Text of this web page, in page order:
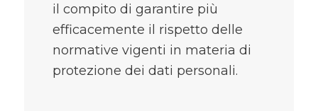
il compito di garantire più
efficacemente il rispetto delle
normative vigenti in materia di
protezione dei dati personali.